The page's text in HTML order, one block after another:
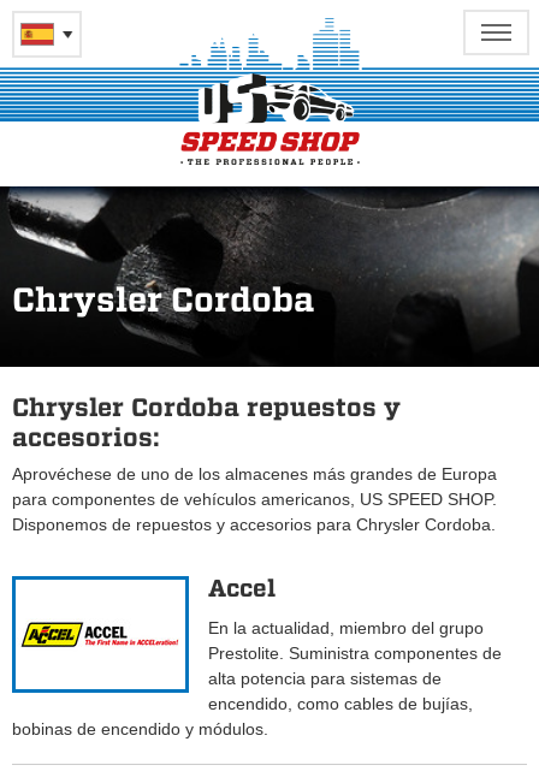
Chrysler Cordoba
Chrysler Cordoba repuestos y
accesorios:
Aprovéchese de uno de los almacenes más grandes de Europa
para componentes de vehículos americanos, US SPEED SHOP.
Disponemos de repuestos y accesorios para Chrysler Cordoba.
Accel
En la actualidad, miembro del grupo
Prestolite. Suministra componentes de
alta potencia para sistemas de
encendido, como cables de bujías,
bobinas de encendido y módulos.